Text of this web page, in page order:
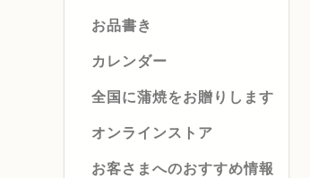
お品書き
カレンダー
全国に蒲焼をお贈りします
オンラインストア
お客さまへのおすすめ情報